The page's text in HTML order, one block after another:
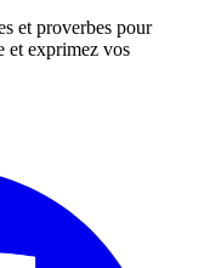
et proverbes pour
et exprimez vos